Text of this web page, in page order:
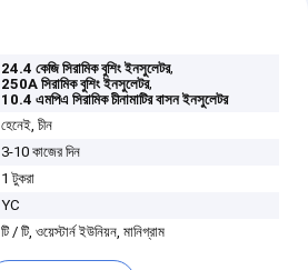
24.4 কেজি সিরামিক বুশিং ইনসুলেটর,
250A সিরামিক বুশিং ইনসুলেটর,
10.4 এমপিএ সিরামিক চীনামাটির বাসন ইনসুলেটর
হেনেই, চীন
3-10 কাজের দিন
1 টুকরা
YC
টি / টি, ওয়েস্টার্ন ইউনিয়ন, মানিগ্রাম